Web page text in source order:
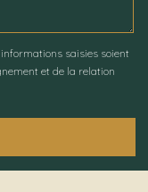
saisies soient
et de la relation